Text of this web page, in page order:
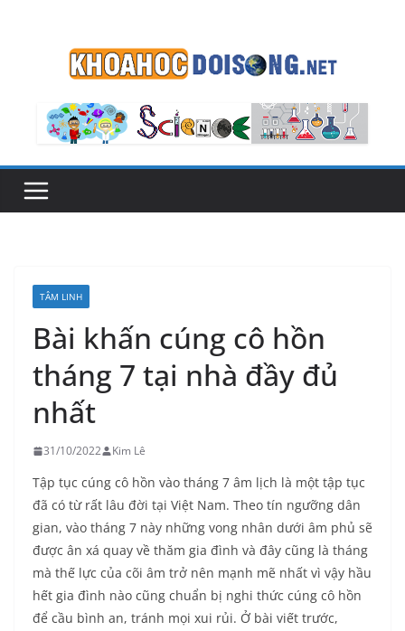
TÂM LINH
Bài khấn cúng cô hồn
tháng 7 tại nhà đầy đủ
nhất
31/10/2022 Kim Lê
Tập tục cúng cô hồn vào tháng 7 âm lịch là một tập tục
đã có từ rất lâu đời tại Việt Nam. Theo tín ngưỡng dân
gian, vào tháng 7 này những vong nhân dưới âm phủ sẽ
được ân xá quay về thăm gia đình và đây cũng là tháng
mà thế lực của cõi âm trở nên mạnh mẽ nhất vì vậy hầu
hết gia đình nào cũng chuẩn bị nghi thức cúng cô hồn
để cầu bình an, tránh mọi xui rủi. Ở bài viết trước,